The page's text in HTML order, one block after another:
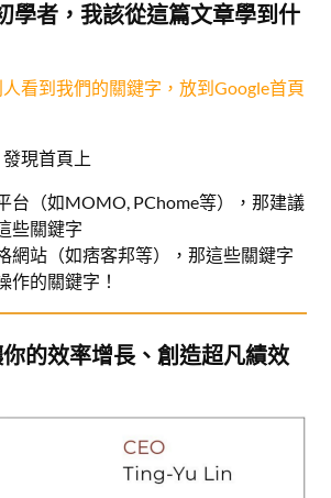
學者，我該從這篇文章學到什
看到我們的關鍵字，放到Google首頁
現首頁上
台（如MOMO, PChome等），那建議
些關鍵字
網站（如痞客邦等），那這些關鍵字
作的關鍵字！
的效率增長、創造超凡績效